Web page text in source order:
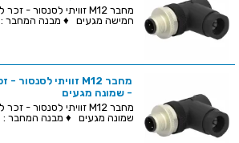
חמישה מגעים ♦ מבנה המחבר : RIGHT ANGLE CABLE ...
- שמונה מגעים
שמונה מגעים ♦ מבנה המחבר : RIGHT ANGLE CABLE ...